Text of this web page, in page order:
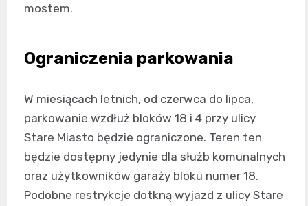
mostem.
Ograniczenia parkowania
W miesiącach letnich, od czerwca do lipca,
parkowanie wzdłuż bloków 18 i 4 przy ulicy
Stare Miasto będzie ograniczone. Teren ten
będzie dostępny jedynie dla służb komunalnych
oraz użytkowników garaży bloku numer 18.
Podobne restrykcje dotkną wyjazd z ulicy Stare